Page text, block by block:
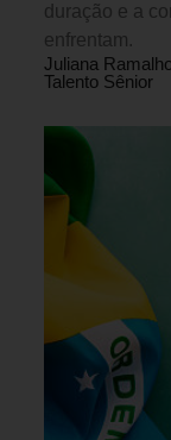
duração e a
enfrentam.
Juliana
Talento Sênior